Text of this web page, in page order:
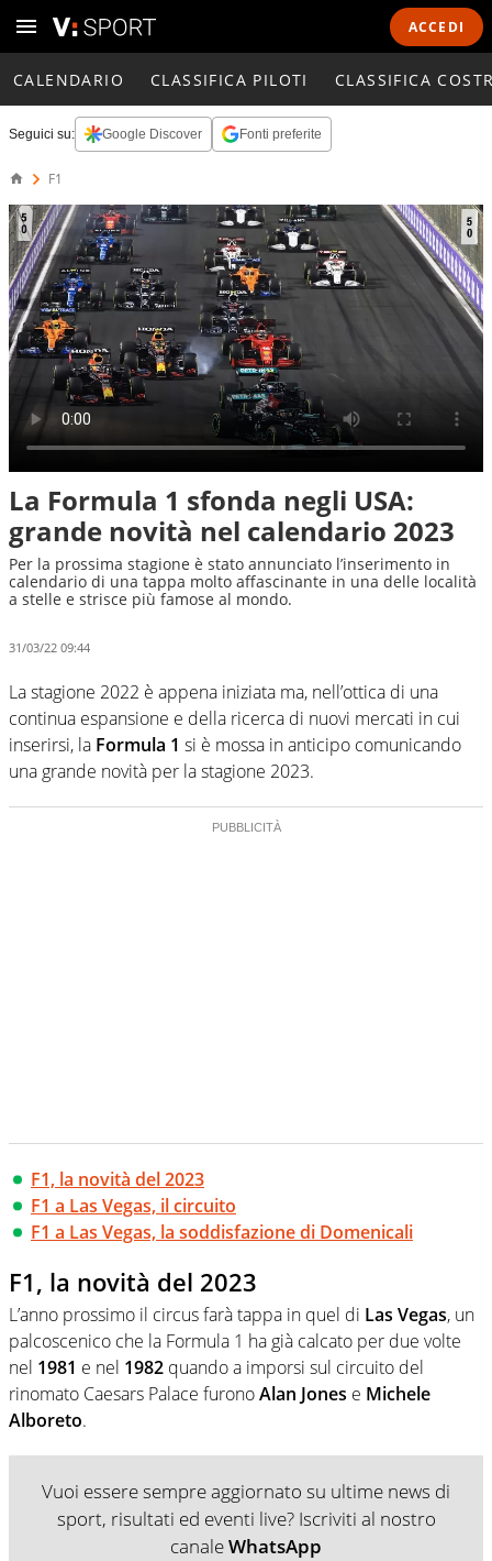
ACCEDI
CALENDARIO CLASSIFICA PILOTI CLASSIFICA
Seguici su: Google Discover Fonti preferite
F1
La Formula 1 sfonda negli USA:
grande novità nel calendario 2023
Per la prossima stagione è stato annunciato l’inserimento in
calendario di una tappa molto affascinante in una delle località
a stelle e strisce più famose al mondo.
31/03/22 09:44
La stagione 2022 è appena iniziata ma, nell’ottica di una
continua espansione e della ricerca di nuovi mercati in cui
inserirsi, la Formula 1 si è mossa in anticipo comunicando
una grande novità per la stagione 2023.
F1, la novità del 2023
F1 a Las Vegas, il circuito
F1 a Las Vegas, la soddisfazione di Domenicali
F1, la novità del 2023
L’anno prossimo il circus farà tappa in quel di Las Vegas, un
palcoscenico che la Formula 1 ha già calcato per due volte
nel 1981 e nel 1982 quando a imporsi sul circuito del
rinomato Caesars Palace furonoAlan Jones e Michele
Alboreto.
Vuoi essere sempre aggiornato su ultime news di
sport, risultati ed eventi live? Iscriviti al nostro
canaleWhatsApp